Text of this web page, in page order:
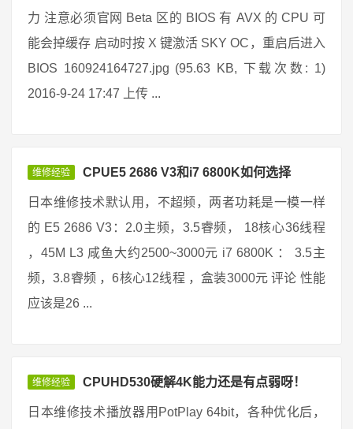
力 注意必须官网 Beta 区的 BIOS 有 AVX 的 CPU 可
能会掉缓存 启动时按 X 键激活 SKY OC，重启后进入
BIOS 160924164727.jpg (95.63 KB, 下载次数: 1)
2016-9-24 17:47 上传 ...
维修经验 CPUE5 2686 V3和i7 6800K如何选择
日本维修技术默认用，不超频，两者功耗是一模一样
的 E5 2686 V3：2.0主频，3.5睿频， 18核心36线程
，45M L3 咸鱼大约2500~3000元 i7 6800K ： 3.5主
频，3.8睿频 ，6核心12线程 ，盒装3000元 评论 性能
应该是26 ...
维修经验 CPUHD530硬解4K能力还是有点弱呀！
日本维修技术播放器用PotPlay 64bit，各种优化后，